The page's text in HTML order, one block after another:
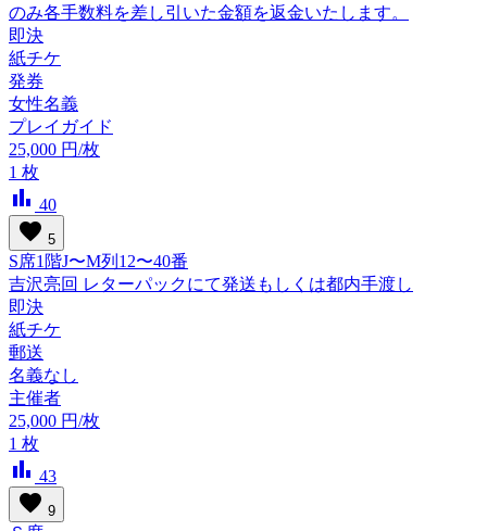
のみ各手数料を差し引いた金額を返金いたします。
即決
紙チケ
発券
女性名義
プレイガイド
25,000 円/枚
1 枚
bar_chart 40
favorite 5
S席1階J〜M列12〜40番
吉沢亮回 レターパックにて発送もしくは都内手渡し
即決
紙チケ
郵送
名義なし
主催者
25,000 円/枚
1 枚
bar_chart 43
favorite 9